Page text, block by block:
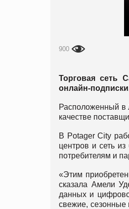
900
Торговая сеть
онлайн-
Расположенный в
качестве
В Potager City
центров и сеть
потребителям и
«Этим
сказала Амели
данных и
свежие, сезонные